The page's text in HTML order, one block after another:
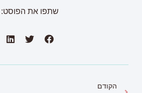
שתפו את הפוסט:
הקודם